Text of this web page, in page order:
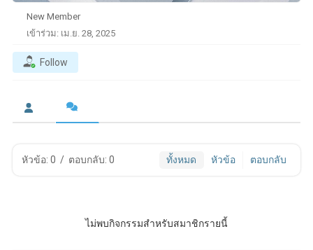
New Member
เข้าร่วม: เม.ย. 28, 2025
Follow
หัวข้อ: 0 / ตอบกลับ: 0 ทั้งหมด หัวข้อ ตอบกลับ
ไม่พบกิจกรรมสำหรับสมาชิกรายนี้